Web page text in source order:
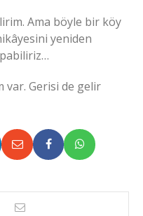
Ama böyle bir köy
yeniden
var. Gerisi de gelir